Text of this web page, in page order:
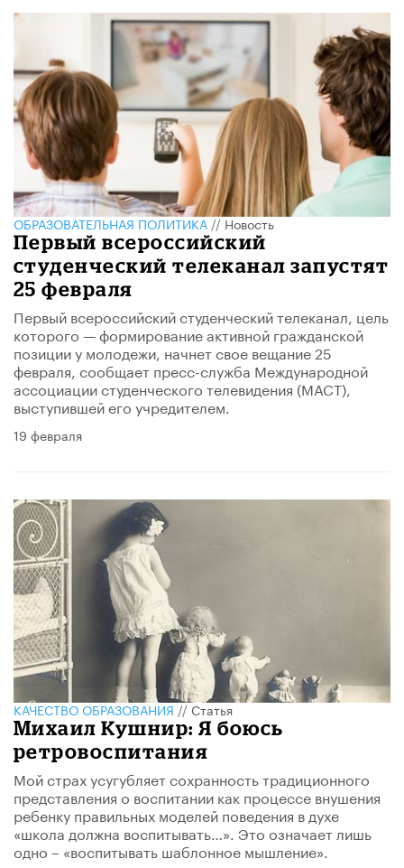
ОБРАЗОВАТЕЛЬНАЯ ПОЛИТИКА//Новость
Первый всероссийский
студенческий телеканал запустят
25 февраля
Первый всероссийский студенческий телеканал, цель
которого — формирование активной гражданской
позиции у молодежи, начнет свое вещание 25
февраля, сообщает пресс-служба Международной
ассоциации студенческого телевидения (МАСТ),
выступившей его учредителем.
19 февраля
КАЧЕСТВО ОБРАЗОВАНИЯ//Статья
Михаил Кушнир: Я боюсь
ретровоспитания
Мой страх усугубляет сохранность традиционного
представления о воспитании как процессе внушения
ребенку правильных моделей поведения в духе
«школа должна воспитывать…». Это означает лишь
одно – «воспитывать шаблонное мышление».